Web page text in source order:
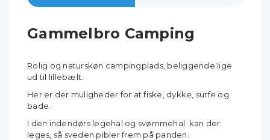
Gammelbro Camping
Rolig og naturskøn campingplads, beliggende lige
ud til lillebælt.
Her er der muligheder for at fiske, dykke, surfe og
bade.
I den indendørs legehal og svømmehal kan der
leges, så sveden pibler frem på panden.